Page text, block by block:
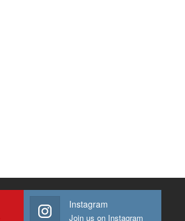
Instagram
Join us on Instagram